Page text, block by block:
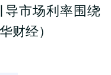
导市场利率围绕
财经）